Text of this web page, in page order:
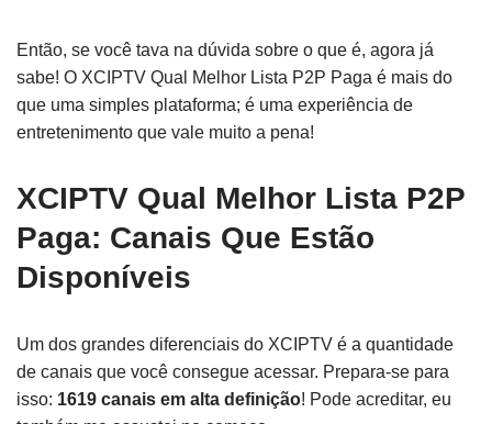
Então, se você tava na dúvida sobre o que é, agora já
sabe! O XCIPTV Qual Melhor Lista P2P Paga é mais do
que uma simples plataforma; é uma experiência de
entretenimento que vale muito a pena!
XCIPTV Qual Melhor Lista P2P
Paga: Canais Que Estão
Disponíveis
Um dos grandes diferenciais do XCIPTV é a quantidade
de canais que você consegue acessar. Prepara-se para
isso: 1619 canais em alta definição! Pode acreditar, eu